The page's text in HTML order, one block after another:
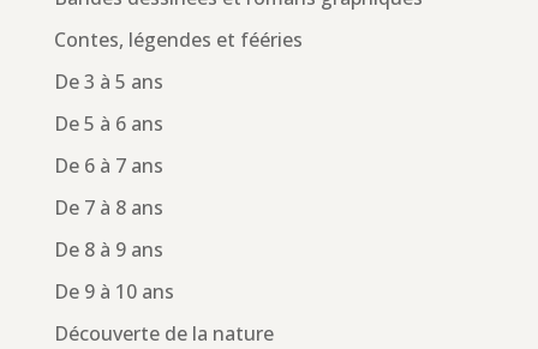
Contes, légendes et fééries
De 3 à 5 ans
De 5 à 6 ans
De 6 à 7 ans
De 7 à 8 ans
De 8 à 9 ans
De 9 à 10 ans
Découverte de la nature